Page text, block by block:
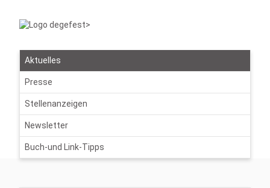
Aktuelles
Presse
Stellenanzeigen
Newsletter
Buch-und Link-Tipps